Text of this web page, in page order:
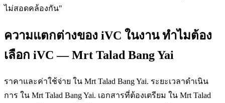
ไม่สอดคล้องกัน"
ความแตกต่างของ iVC ในงาน ทำไมต้อง
เลือก iVC — Mrt Talad Bang Yai
ราคาและค่าใช้จ่าย ใน Mrt Talad Bang Yai. ระยะเวลาดำเนิน
การ ใน Mrt Talad Bang Yai. เอกสารที่ต้องเตรียม ใน Mrt Talad